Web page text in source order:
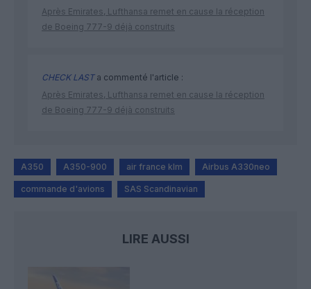
Après Emirates, Lufthansa remet en cause la réception
de Boeing 777-9 déjà construits
CHECK LASTa commenté l'article :
Après Emirates, Lufthansa remet en cause la réception
de Boeing 777-9 déjà construits
A350 A350-900 air france klm Airbus A330neo
commande d'avions SAS Scandinavian
LIRE AUSSI